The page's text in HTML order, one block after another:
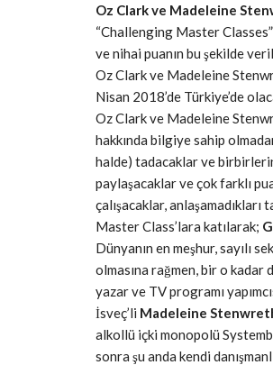
Oz Clark ve Madeleine
“Challenging Master
ve nihai puanın bu şekilde
Oz Clark ve Madeleine
Nisan 2018’de Türkiye’de
Oz Clark ve Madeleine
hakkında bilgiye sahip
halde) tadacaklar ve
paylaşacaklar ve çok farklı
çalışacaklar,
Master Class’lara katılarak;
Dünyanın en meşhur, sayılı
olmasına rağmen, bir o
yazar ve TV programı
İsveç’li Madeleine
alkollü içki monopolü
sonra şu anda kendi